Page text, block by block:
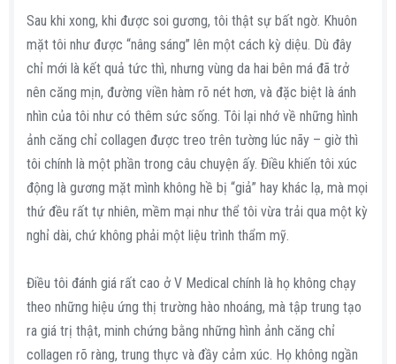
Sau khi xong, khi được soi gương, tôi thật sự bất ngờ. Khuôn
mặt tôi như được “nâng sáng” lên một cách kỳ diệu. Dù đây
chỉ mới là kết quả tức thì, nhưng vùng da hai bên má đã trở
nên căng mịn, đường viền hàm rõ nét hơn, và đặc biệt là ánh
nhìn của tôi như có thêm sức sống. Tôi lại nhớ về những hình
ảnh căng chỉ collagen được treo trên tường lúc nãy – giờ thì
tôi chính là một phần trong câu chuyện ấy. Điều khiến tôi xúc
động là gương mặt mình không hề bị “giả” hay khác lạ, mà mọi
thứ đều rất tự nhiên, mềm mại như thể tôi vừa trải qua một kỳ
nghỉ dài, chứ không phải một liệu trình thẩm mỹ.
Điều tôi đánh giá rất cao ở V Medical chính là họ không chạy
theo những hiệu ứng thị trường hào nhoáng, mà tập trung tạo
ra giá trị thật, minh chứng bằng những hình ảnh căng chỉ
collagen rõ ràng, trung thực và đầy cảm xúc. Họ không ngần